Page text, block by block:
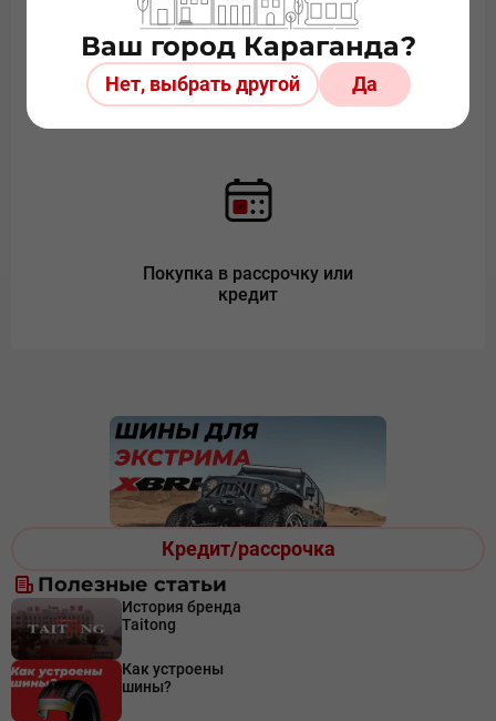
Кредит/рассрочка
Полезные статьи
История бренда
Taitong
Как устроены
шины?
Более 20 лет на рынке
Безопасная онлайн
Покупка в рассрочку или
кредит
Ваш город Караганда?
Нет, выбрать другой Да